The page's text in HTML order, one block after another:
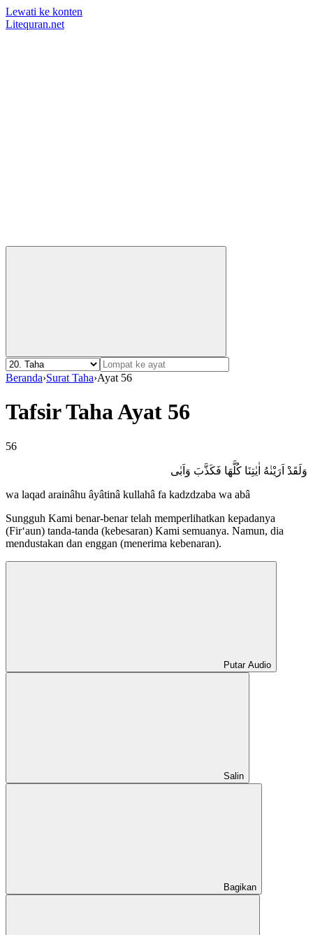
Lewati ke konten
Litequran.net
Beranda›Surat Taha›Ayat 56
Tafsir Taha Ayat 56
56
وَلَقَدْ اَرَيْنٰهُ اٰيٰتِنَا كُلَّهَا فَكَذَّبَ وَاَبٰى
wa laqad arainâhu âyâtinâ kullahâ fa kadzdzaba wa abâ
Sungguh Kami benar-benar telah memperlihatkan kepadanya
(Fir‘aun) tanda-tanda (kebesaran) Kami semuanya. Namun, dia
mendustakan dan enggan (menerima kebenaran).
Putar Audio
Salin
Bagikan